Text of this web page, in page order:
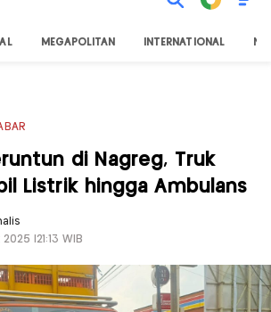
MEGAPOLITAN INTERNATIONAL
di Nagreg, Truk
Listrik hingga Ambulans
|21:13 WIB